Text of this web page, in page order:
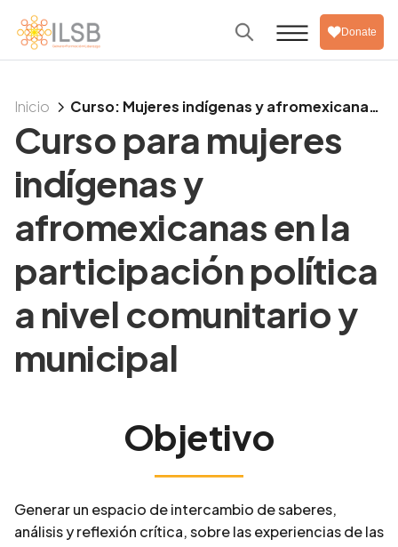
Donate
Inicio 5 Curso: Mujeres indígenas y afromexicanas
en la participación política comunitaria y
municipal
Curso para mujeres
indígenas y
afromexicanas en la
participación política
a nivel comunitario y
municipal
Objetivo
Generar un espacio de intercambio de saberes,
análisis y reflexión crítica, sobre las experiencias de las